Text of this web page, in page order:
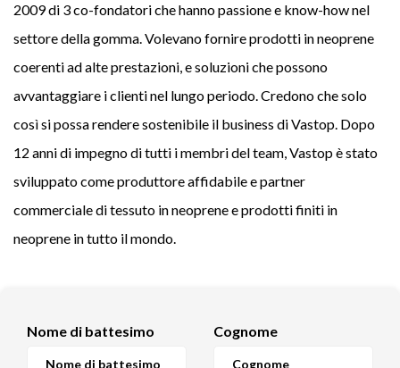
2009 di 3 co-fondatori che hanno passione e know-how nel
settore della gomma. Volevano fornire prodotti in neoprene
coerenti ad alte prestazioni, e soluzioni che possono
avvantaggiare i clienti nel lungo periodo. Credono che solo
così si possa rendere sostenibile il business di Vastop. Dopo
12 anni di impegno di tutti i membri del team, Vastop è stato
sviluppato come produttore affidabile e partner
commerciale di tessuto in neoprene e prodotti finiti in
neoprene in tutto il mondo.
Nome di battesimo Cognome